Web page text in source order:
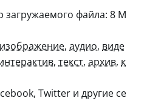
файла: 8 М
изображение, аудио, виде
, текст, архив, к
Twitter и другие се